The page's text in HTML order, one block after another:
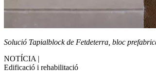
Solució Tapialblock de Fetdeterra, bloc
NOTÍCIA |
Edificació i rehabilitació